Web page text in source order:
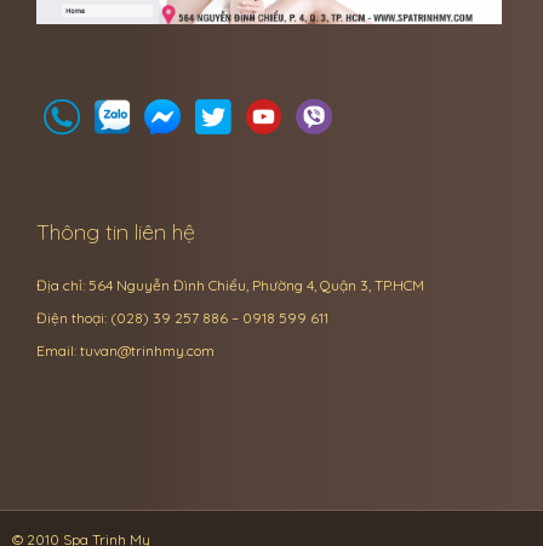
Thông tin liên hệ
Địa chỉ: 564 Nguyễn Đình Chiểu, Phường 4, Quận 3, TP.HCM
Điện thoại: (028) 39 257 886 – 0918 599 611
Email: tuvan@trinhmy.com
© 2010 Spa Trinh My